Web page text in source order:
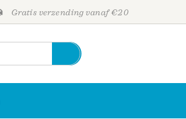
Gratis verzending vanaf €20